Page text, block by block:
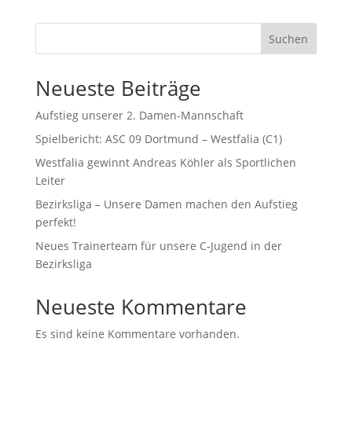
Suchen
Neueste Beiträge
Aufstieg unserer 2. Damen-Mannschaft
Spielbericht: ASC 09 Dortmund – Westfalia (C1)
Westfalia gewinnt Andreas Köhler als Sportlichen
Leiter
Bezirksliga – Unsere Damen machen den Aufstieg
perfekt!
Neues Trainerteam für unsere C-Jugend in der
Bezirksliga
Neueste Kommentare
Es sind keine Kommentare vorhanden.